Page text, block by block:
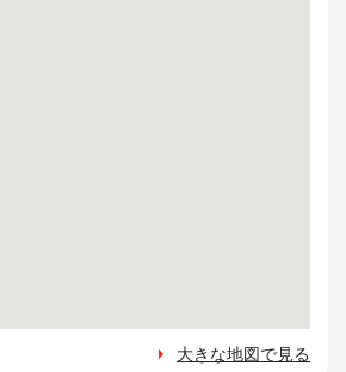
大きな地図で見る